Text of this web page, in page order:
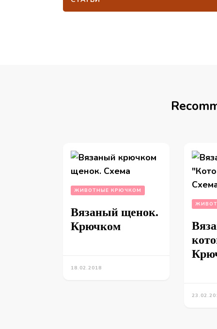
ЖИВОТНЫЕ КРЮЧКОМ
Вязаный щенок.
Крючком
18.02.2018